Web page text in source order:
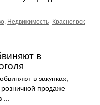
, Недвижимость
Красноярск
в
в закупках,
розничной продаже